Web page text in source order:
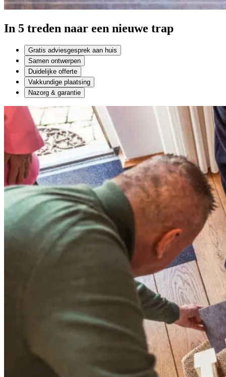
In 5 treden naar een nieuwe trap
Gratis adviesgesprek aan huis
Samen ontwerpen
Duidelijke offerte
Vakkundige plaatsing
Nazorg & garantie